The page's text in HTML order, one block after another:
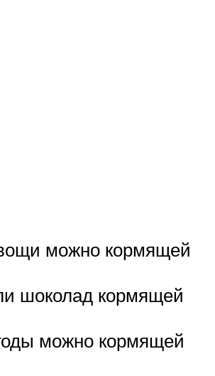
можно кормящей
шоколад кормящей
можно кормящей